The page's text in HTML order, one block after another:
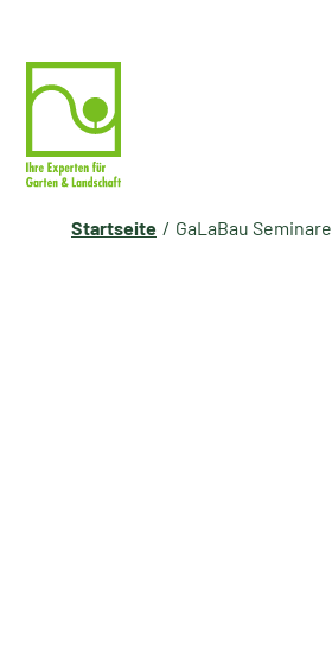
Startseite GaLaBau Seminare